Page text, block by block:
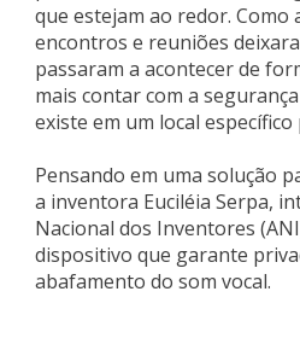
que estejam ao redor. Como
encontros e reuniões
passaram a acontecer de
mais contar com a
existe em um local específico
Pensando em uma solução
a inventora Euciléia Serpa,
Nacional dos Inventores
dispositivo que garante
abafamento do som vocal.